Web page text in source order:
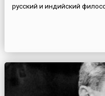
русский и индийский